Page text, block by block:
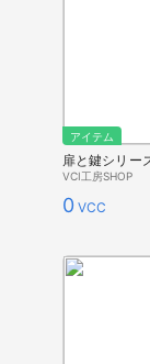
アイテム
VCI工房SHOP
0 VCC